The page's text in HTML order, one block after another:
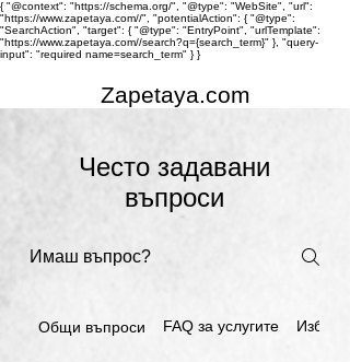
{ "@context": "https://schema.org/", "@type": "WebSite", "url":
"https://www.zapetaya.com//", "potentialAction": { "@type":
"SearchAction", "target": { "@type": "EntryPoint", "urlTemplate":
"https://www.zapetaya.com//search?q={search_term}" }, "query-
input": "required name=search_term" } }
Zapetaya.com
Често задавани
въпроси
Общи въпроси FAQ за услугите Избор